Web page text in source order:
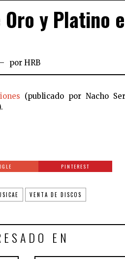
y Platino
porHRB
(publicado por Nacho
PINTEREST
VENTA DE DISCOS
EN